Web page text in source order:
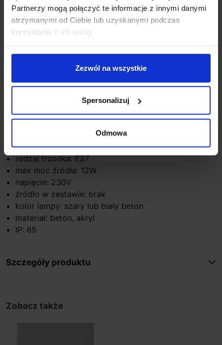
Partnerzy mogą połączyć te informacje z innymi danymi
otrzymanymi od Ciebie lub uzyskanymi podczas
korzystania z ich usług.
Zezwól na wszystkie
Spersonalizuj
Odmowa
Zapytaj o produkt
wysokość (cm): 16
głębokość (cm): 16
rodzaj trzonka: E27
max moc źródła: 12W
napięcie: 230V
źródło w zestawie: brak
kolor lampy: szary lub biały beton
materiał: beton, akryl
IP: 65
Szczegóły produktu
Zobacz także